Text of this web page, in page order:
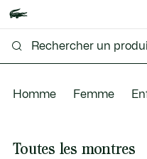
Homme Femme
Toutes les montres